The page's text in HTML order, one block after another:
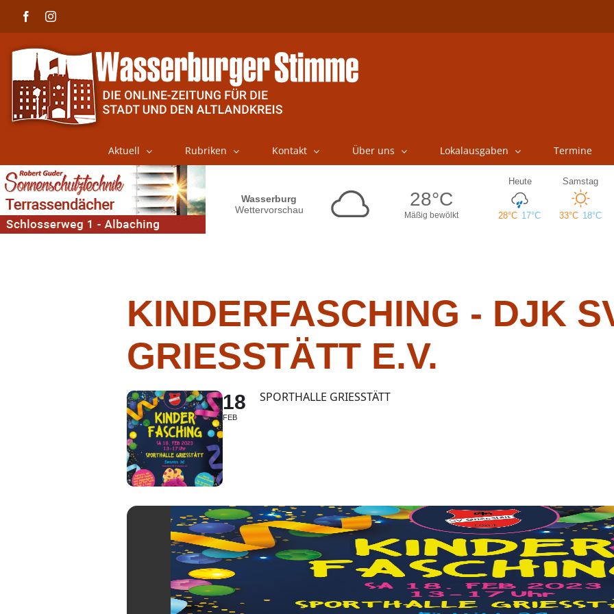
FacebookInstagram
Aktuell Rubriken Kontakt Über uns Lokalausgaben Termine
KINDERFASCHING - DJK
GRIESSTÄTT E.V.
18
FEB
SPORTHALLE GRIESSTÄTT